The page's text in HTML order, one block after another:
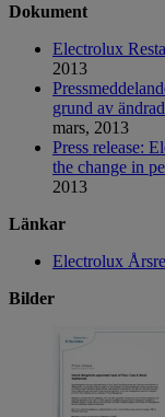
Dokument
Electrolux
2013
grund av
mars, 2013
Press release:
the change in
2013
Länkar
Electrolux
Bilder